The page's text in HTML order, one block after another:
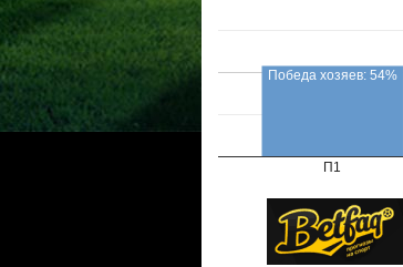
П1
Победа хозяев: 54%